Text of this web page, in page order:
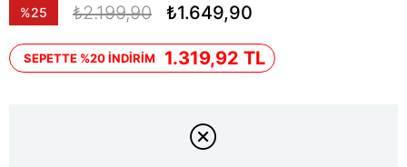
%25
₺2.199,90 ₺1.649,90
SEPETTE %20 İNDİRİM 1.319,92 TL